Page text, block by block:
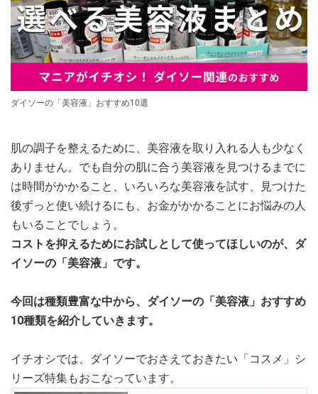
ダイソーの「美容液」おすすめ10選
肌の調子を整えるために、美容液を取り入れる人も少なく
ありません。でも自分の肌に合う美容液を見つけるまでに
は時間がかかること、いろいろな美容液を試す、見つけた
後ずっと使い続けるにも、お金がかかることにお悩みの人
もいることでしょう。
コストを抑えるためにお試しとして使ってほしいのが、ダ
イソーの「美容液」です。
今回は種類豊富な中から、ダイソーの「美容液」おすすめ
10種類を紹介していきます。
イチオシでは、ダイソーでおさえておきたい「コスメ」シ
リーズ特集もおこなっています。